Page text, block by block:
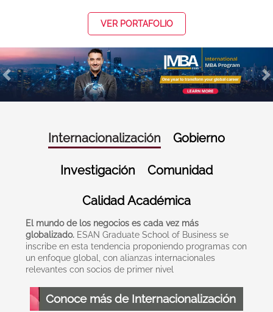
VER PORTAFOLIO
Previous
Internacionalización Gobierno
Investigación Comunidad
Calidad Académica
El mundo de los negocios es cada vez más
globalizado. ESAN Graduate School of Business se
inscribe en esta tendencia proponiendo programas con
un enfoque global, con alianzas internacionales
relevantes con socios de primer nivel
Conoce más de Internacionalización